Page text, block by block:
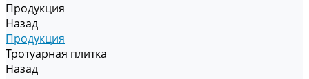
Продукция
Назад
Продукция
Тротуарная плитка
Назад